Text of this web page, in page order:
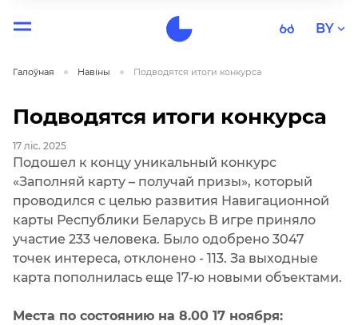
BY
Галоўная Навiны Подводятся итоги конкурса
Подводятся итоги конкурса
17 ліс. 2025
Подошел к концу уникальный конкурс
«Заполняй карту – получай призы», который
проводился с целью развития Навигационной
карты Республики Беларусь В игре приняло
участие 233 человека. Было одобрено 3047
точек интереса, отклонено - 113. За выходные
карта пополнилась еще 17-ю новыми объектами.
Места по состоянию на 8.00 17 ноября: